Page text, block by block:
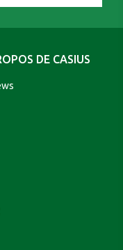
DE CASIUS